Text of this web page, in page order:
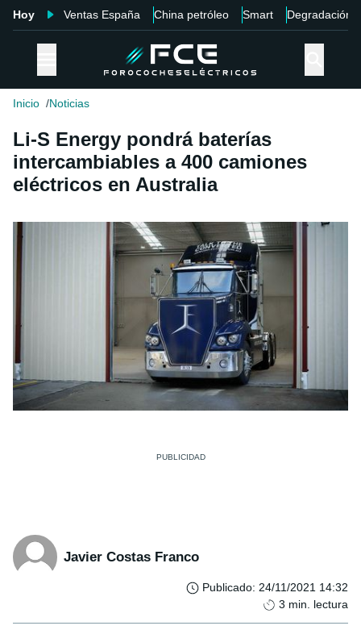
Hoy Ventas España China petróleo Smart Degradación
Inicio Noticias
Li-S Energy pondrá baterías
intercambiables a 400 camiones
eléctricos en Australia
Javier Costas Franco
Publicado: 24/11/2021 14:32
3 min. lectura